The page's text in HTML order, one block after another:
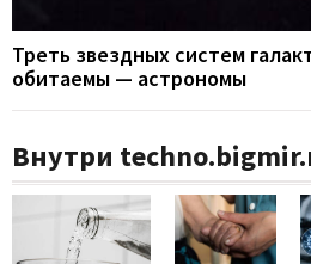
Треть звездных систем
обитаемы — астрономы
Внутри